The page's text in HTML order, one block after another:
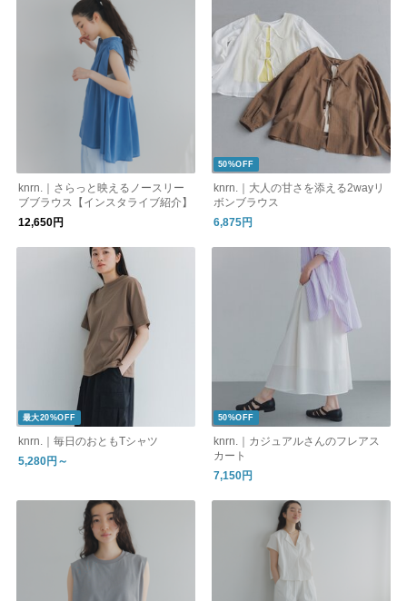
knrn.｜さらっと映えるノースリー
ブブラウス【インスタライブ紹介】
12,650円
50%OFF
knrn.｜大人の甘さを添える2wayリ
ボンブラウス
6,875円
最大20%OFF
knrn.｜毎日のおともTシャツ
5,280円～
50%OFF
knrn.｜カジュアルさんのフレアス
カート
7,150円